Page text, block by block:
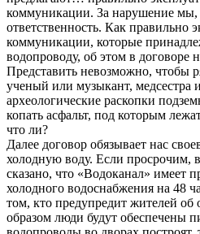
коммуникации. За нарушение мы,
ответственность. Как правильно
коммуникации, которые
водопроводу, об этом в договоре
Представить невозможно, чтобы
ученый или музыкант, медсестра
археологические раскопки
копать асфальт, под которым
что ли?
Далее договор обязывает нас
холодную воду. Если просрочим,
сказано, что «Водоканал» имеет
холодного водоснабжения на 48
том, кто предупредит жителей
образом люди будут обеспечены